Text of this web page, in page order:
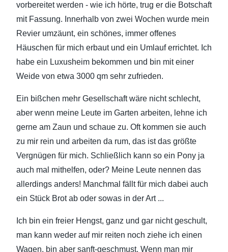
vorbereitet werden - wie ich hörte, trug er die Botschaft
mit Fassung. Innerhalb von zwei Wochen wurde mein
Revier umzäunt, ein schönes, immer offenes
Häuschen für mich erbaut und ein Umlauf errichtet. Ich
habe ein Luxusheim bekommen und bin mit einer
Weide von etwa 3000 qm sehr zufrieden.
Ein bißchen mehr Gesellschaft wäre nicht schlecht,
aber wenn meine Leute im Garten arbeiten, lehne ich
gerne am Zaun und schaue zu. Oft kommen sie auch
zu mir rein und arbeiten da rum, das ist das größte
Vergnügen für mich. Schließlich kann so ein Pony ja
auch mal mithelfen, oder? Meine Leute nennen das
allerdings anders! Manchmal fällt für mich dabei auch
ein Stück Brot ab oder sowas in der Art ...
Ich bin ein freier Hengst, ganz und gar nicht geschult,
man kann weder auf mir reiten noch ziehe ich einen
Wagen, bin aber sanft-geschmust. Wenn man mir